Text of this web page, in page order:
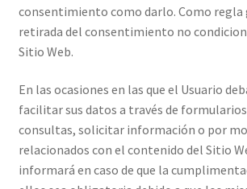
consentimiento como darlo. Como regla
retirada del consentimiento no
Sitio Web.
En las ocasiones en las que el Usuario
facilitar sus datos a través de
consultas, solicitar información o por
relacionados con el contenido del Sitio
informará en caso de que la